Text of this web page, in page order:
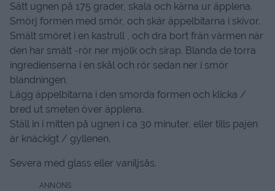
Sätt ugnen på 175 grader, skala och kärna ur äpplena.
Smörj formen med smör, och skär äppelbitarna i skivor.
Smält smöret i en kastrull , och dra bort frän värmen när
den har smält -rör ner mjölk och sirap. Blanda de torra
ingredienserna i en skål och rör sedan ner i smör
blandningen,
Lägg äppelbitarna i den smorda formen och klicka /
bred ut smeten över äpplena.
Ställ in i mitten på ugnen i ca 30 minuter, eller tills pajen
är knäckigt / gyllenen.
Severa med glass eller vaniljsås.